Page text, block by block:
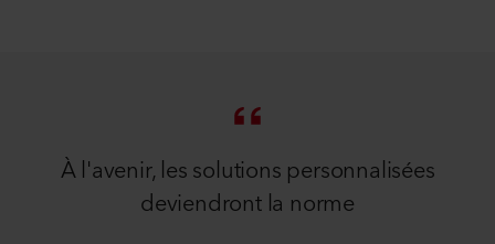
À l'avenir, les solutions personnalisées
deviendront la norme